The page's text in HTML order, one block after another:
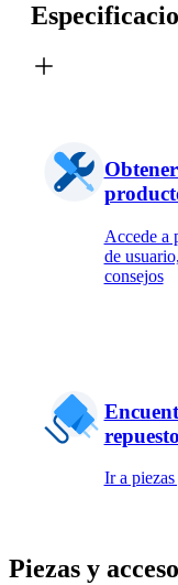
Accede a
de
consejos
Ir a
Piezas y